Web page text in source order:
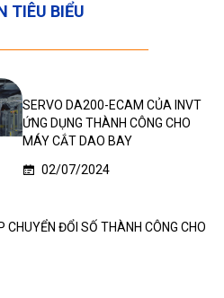
TIÊU BIỂU
SERVO DA200-ECAM CỦA INVT
ỨNG DỤNG THÀNH CÔNG CHO
MÁY CẮT DAO BAY
02/07/2024
CHUYỂN ĐỔI SỐ THÀNH CÔNG CHO